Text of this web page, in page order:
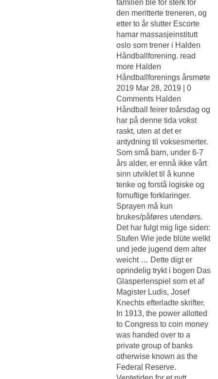
familien ble for sterk for
den meritterte treneren, og
etter to år slutter Escorte
hamar massasjeinstitutt
oslo som trener i Halden
Håndballforening. read
more Halden
Håndballforenings årsmøte
2019 Mar 28, 2019 | 0
Comments Halden
Håndball feirer toårsdag og
har på denne tida vokst
raskt, uten at det er
antydning til voksesmerter.
Som små barn, under 6-7
års alder, er ennå ikke vårt
sinn utviklet til å kunne
tenke og forstå logiske og
fornuftige forklaringer.
Sprayen må kun
brukes/påføres utendørs.
Det har fulgt mig lige siden:
Stufen Wie jede blüte welkt
und jede jugend dem alter
weicht … Dette digt er
oprindelig trykt i bogen Das
Glasperlenspiel som et af
Magister Ludis, Josef
Knechts efterladte skrifter.
In 1913, the power allotted
to Congress to coin money
was handed over to a
private group of banks
otherwise known as the
Federal Reserve.